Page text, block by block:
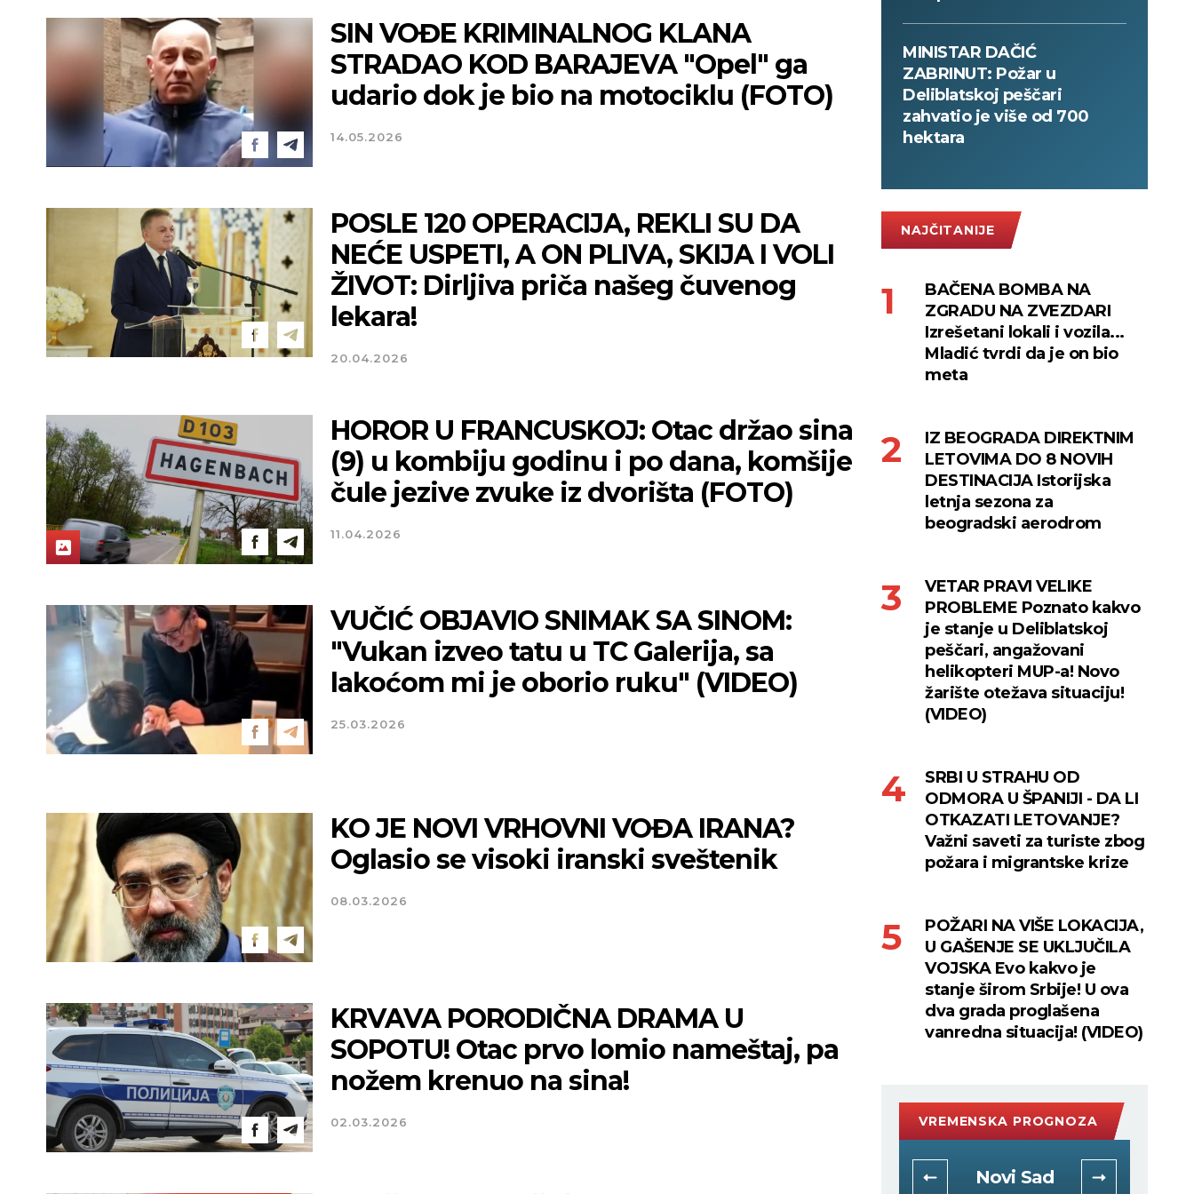
SIN VOĐE KRIMINALNOG KLANA
STRADAO KOD BARAJEVA "Opel" ga
udario dok je bio na motociklu (FOTO)
14.05.2026
POSLE 120 OPERACIJA, REKLI SU DA
NEĆE USPETI, A ON PLIVA, SKIJA I VOLI
ŽIVOT: Dirljiva priča našeg čuvenog
lekara!
20.04.2026
HOROR U FRANCUSKOJ: Otac držao sina
(9) u kombiju godinu i po dana, komšije
čule jezive zvuke iz dvorišta (FOTO)
11.04.2026
VUČIĆ OBJAVIO SNIMAK SA SINOM:
"Vukan izveo tatu u TC Galerija, sa
lakoćom mi je oborio ruku" (VIDEO)
25.03.2026
KO JE NOVI VRHOVNI VOĐA IRANA?
Oglasio se visoki iranski sveštenik
08.03.2026
KRVAVA PORODIČNA DRAMA U
SOPOTU! Otac prvo lomio nameštaj, pa
nožem krenuo na sina!
02.03.2026
MINISTAR DAČIĆ
ZABRINUT: Požar u
Deliblatskoj peščari
zahvatio je više od 700
hektara
NAJČITANIJE
BAČENA BOMBA NA
ZGRADU NA ZVEZDARI
Izrešetani lokali i vozila...
Mladić tvrdi da je on bio
meta
IZ BEOGRADA DIREKTNIM
LETOVIMA DO 8 NOVIH
DESTINACIJA Istorijska
letnja sezona za
beogradski aerodrom
VETAR PRAVI VELIKE
PROBLEME Poznato kakvo
je stanje u Deliblatskoj
peščari, angažovani
helikopteri MUP-a! Novo
žarište otežava situaciju!
(VIDEO)
SRBI U STRAHU OD
ODMORA U ŠPANIJI - DA LI
OTKAZATI LETOVANJE?
Važni saveti za turiste zbog
požara i migrantske krize
POŽARI NA VIŠE LOKACIJA,
U GAŠENJE SE UKLJUČILA
VOJSKA Evo kakvo je
stanje širom Srbije! U ova
dva grada proglašena
vanredna situacija! (VIDEO)
VREMENSKA PROGNOZA
Novi Sad